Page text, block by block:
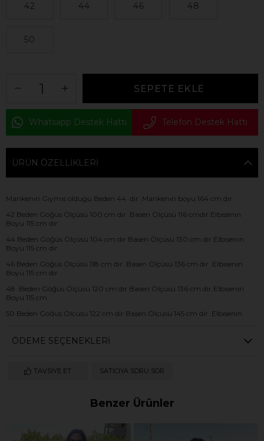
42 44 46 48
50
Whatsapp Destek Hattı Telefon Destek Hattı
ÜRÜN ÖZELLIKLERI
Mankenın Gıymıs oldugu Beden 44 dır .Mankenın boyu 164 cm dır
42 Beden Göğüs Ölçüsü 100 cm dır Basen Ölçüsü 116 cmdir.Elbısenın
Boyu 115 cm dır .
44 Beden Göğüs Ölçüsü 104 cm dır Basen Ölçüsü 130 cm dir.Elbısenın
Boyu 115 cm dir
46 Beden Göğüs Ölçüsü 118 cm dır .Basen Ölçüsü 136 cm dir Elbısenın
Boyu 115 cm dir
48 Beden Göğüs Ölçüsü 120 cm dır Basen Ölçüsü 136 cm dir.Elbısenın
Boyu 115 cm
50 Beden Göğüs Ölçüsü 122 cm dir.Basen Ölçüsü 145 cm dir .Elbısenın
ÖDEME SEÇENEKLERI
TAVSIYE ET SATICIYA SORU SOR
Benzer Ürünler